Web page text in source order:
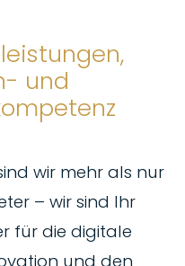
und
wir mehr als nur
– wir sind Ihr
für die digitale
und den